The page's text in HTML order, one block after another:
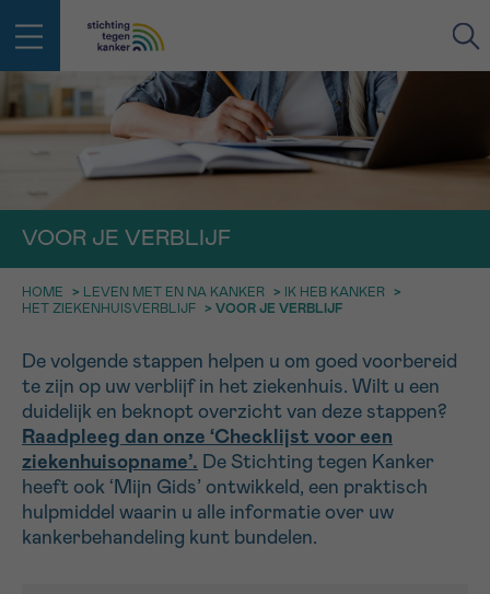
VOOR JE VERBLIJF
HOME > LEVEN MET EN NA KANKER > IK HEB KANKER
>
HET ZIEKENHUISVERBLIJF
> VOOR JE VERBLIJF
De volgende stappen helpen u om goed voorbereid
te zijn op uw verblijf in het ziekenhuis. Wilt u een
duidelijk en beknopt overzicht van deze stappen?
Raadpleeg dan onze ‘Checklijst voor een
ziekenhuisopname’. De Stichting tegen Kanker
heeft ook ‘Mijn Gids’ ontwikkeld, een praktisch
hulpmiddel waarin u alle informatie over uw
kankerbehandeling kunt bundelen.
EMAIL
NAAM
VOORNAAM
IN DE STRIJD TEGEN KANKER STA
JE NIET ALLEEN
Bel ons op 0800 15 802
Via ons
contactformulier
Ik wil graag opgebeld worden
Meer weten over Kankerinfo
TERUG
NAAM
TERUG
Afspraak Vraag Gegevens Bevestiging
9h-11h
11h-13h
13h-16h
16h-18h